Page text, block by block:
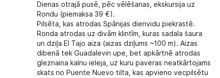
Dienas otrajā pusē, pēc vēlēšanas, ekskursija uz
Rondu (piemaksa 39 €).
Pilsēta, kas atrodas Spānijas dienvidu piekrastē.
Ronda atrodas uz divām klintīm, kuras sadala šaura
un dziļa El Tajo aiza (aizas dziļums ~100 m). Aizas
dibenā tek Guadalevin upe, bet apkārtnē atrodas
gleznaina kalnu ieleja, uz kuru paveras neatkārtojams
skats no Puente Nuevo tilta, kas apvieno vecpilsētu